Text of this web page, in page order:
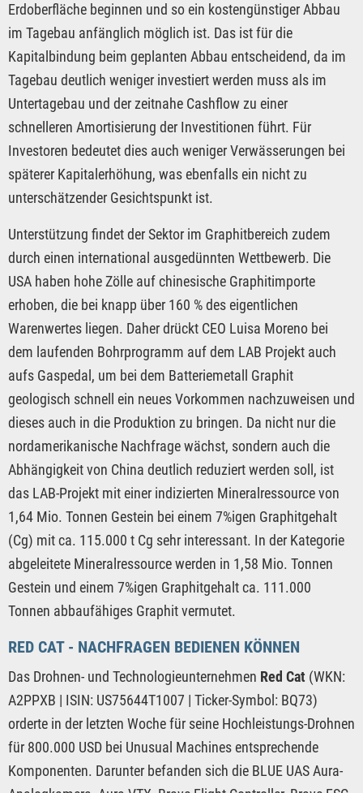
Erdoberfläche beginnen und so ein kostengünstiger Abbau
im Tagebau anfänglich möglich ist. Das ist für die
Kapitalbindung beim geplanten Abbau entscheidend, da im
Tagebau deutlich weniger investiert werden muss als im
Untertagebau und der zeitnahe Cashflow zu einer
schnelleren Amortisierung der Investitionen führt. Für
Investoren bedeutet dies auch weniger Verwässerungen bei
späterer Kapitalerhöhung, was ebenfalls ein nicht zu
unterschätzender Gesichtspunkt ist.
Unterstützung findet der Sektor im Graphitbereich zudem
durch einen international ausgedünnten Wettbewerb. Die
USA haben hohe Zölle auf chinesische Graphitimporte
erhoben, die bei knapp über 160 % des eigentlichen
Warenwertes liegen. Daher drückt CEO Luisa Moreno bei
dem laufenden Bohrprogramm auf dem LAB Projekt auch
aufs Gaspedal, um bei dem Batteriemetall Graphit
geologisch schnell ein neues Vorkommen nachzuweisen und
dieses auch in die Produktion zu bringen. Da nicht nur die
nordamerikanische Nachfrage wächst, sondern auch die
Abhängigkeit von China deutlich reduziert werden soll, ist
das LAB-Projekt mit einer indizierten Mineralressource von
1,64 Mio. Tonnen Gestein bei einem 7%igen Graphitgehalt
(Cg) mit ca. 115.000 t Cg sehr interessant. In der Kategorie
abgeleitete Mineralressource werden in 1,58 Mio. Tonnen
Gestein und einem 7%igen Graphitgehalt ca. 111.000
Tonnen abbaufähiges Graphit vermutet.
RED CAT - NACHFRAGEN BEDIENEN KÖNNEN
Das Drohnen- und Technologieunternehmen Red Cat (WKN:
A2PPXB | ISIN: US75644T1007 | Ticker-Symbol: BQ73)
orderte in der letzten Woche für seine Hochleistungs-Drohnen
für 800.000 USD bei Unusual Machines entsprechende
Komponenten. Darunter befanden sich die BLUE UAS Aura-